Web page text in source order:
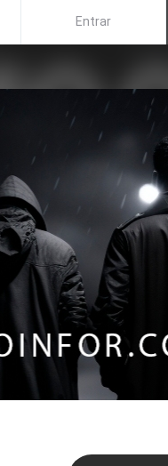
Entrar